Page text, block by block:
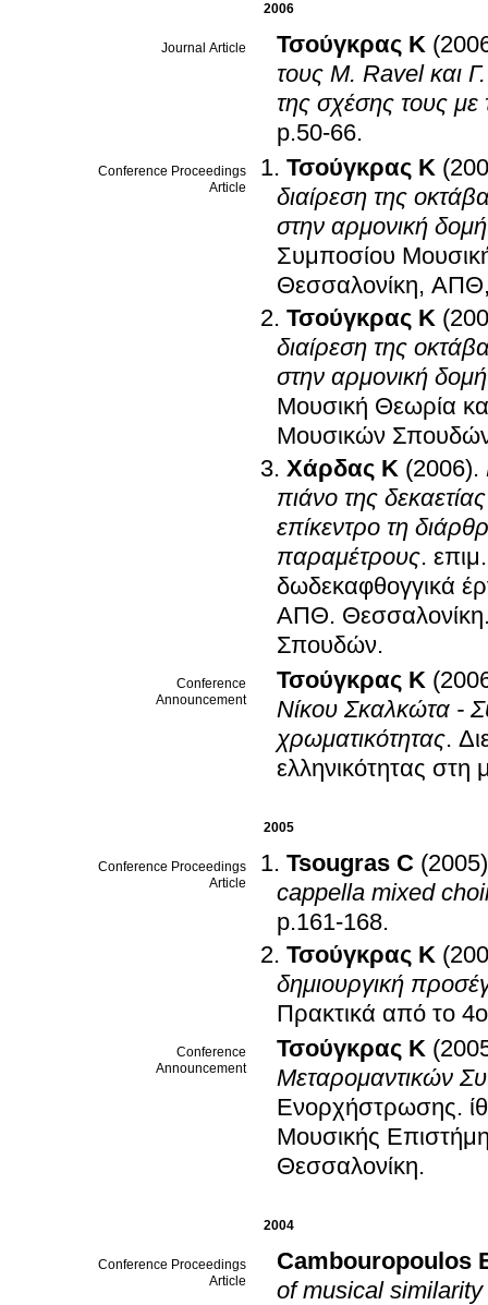
2006
Journal Article Τσούγκρας K
τους M. Ravel και
της σχέσης τους με
p.50-66.
Conference Proceedings
Article
Τσούγκρας K
διαίρεση της
στην αρμονική
Συμποσίου
Θεσσαλονίκη,
Τσούγκρας K
διαίρεση της
στην αρμονική
Μουσική Θεωρία
Μουσικών
Χάρδας Κ (2006).
πιάνο της
επίκεντρο τη
παραμέτρους.
δωδεκαφθογγικά
ΑΠΘ. Θεσσαλονίκη
Σπουδών.
Conference
Announcement
Τσούγκρας K
Νίκου Σκαλκώτα -
χρωματικότητας.
ελληνικότητας στη
2005
Conference Proceedings
Article
Tsougras C (2005)
cappella mixed
p.161-168.
Τσούγκρας K
δημιουργική
Πρακτικά από το
Conference
Announcement
Τσούγκρας K
Μεταρομαντικών
Ενορχήστρωσης.
Μουσικής
Θεσσαλονίκη.
2004
Conference Proceedings
Article
Cambouropoulos
of musical